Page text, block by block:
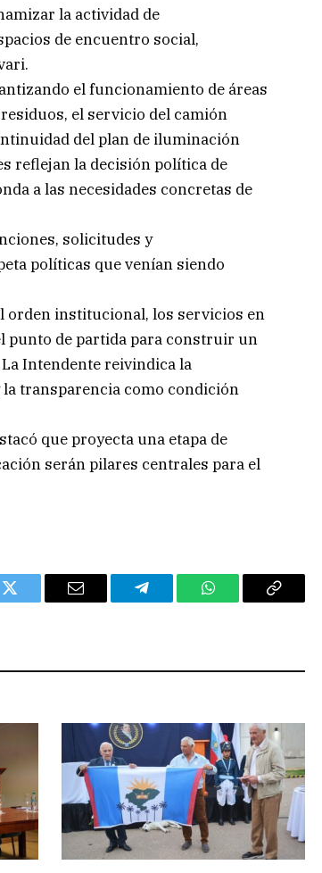
la actividad de
de encuentro social,
el funcionamiento de áreas
el servicio del camión
del plan de iluminación
reflejan la decisión política de
a las necesidades concretas de
solicitudes y
políticas que venían siendo
orden institucional, los servicios en
punto de partida para construir un
Intendente reivindica la
transparencia como condición
que proyecta una etapa de
serán pilares centrales para el
Twitter Email Telegram WhatsAppCopy